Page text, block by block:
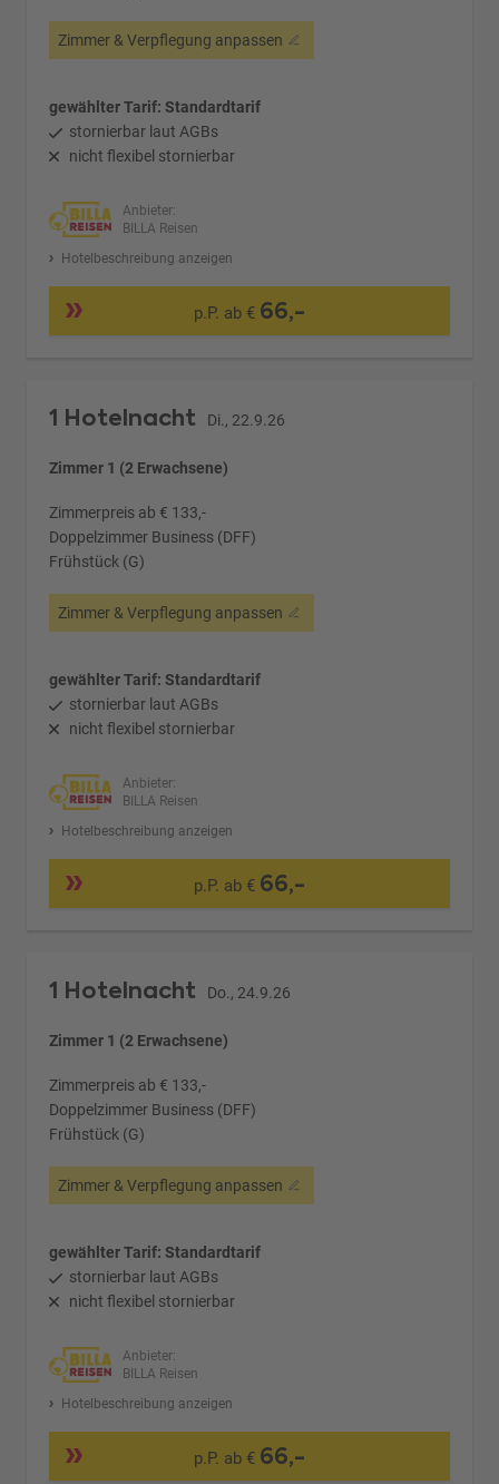
Zimmer & Verpflegung anpassen
gewählter Tarif: Standardtarif
stornierbar laut AGBs
nicht flexibel stornierbar
Anbieter:
BILLA Reisen
Hotelbeschreibung anzeigen
p.P. ab € 66,-
1 Hotelnacht Di., 22.9.26
Zimmer 1 (2 Erwachsene)
Zimmerpreis ab € 133,-
Doppelzimmer Business (DFF)
Frühstück (G)
Zimmer & Verpflegung anpassen
gewählter Tarif: Standardtarif
stornierbar laut AGBs
nicht flexibel stornierbar
Anbieter:
BILLA Reisen
Hotelbeschreibung anzeigen
p.P. ab € 66,-
1 Hotelnacht Do., 24.9.26
Zimmer 1 (2 Erwachsene)
Zimmerpreis ab € 133,-
Doppelzimmer Business (DFF)
Frühstück (G)
Zimmer & Verpflegung anpassen
gewählter Tarif: Standardtarif
stornierbar laut AGBs
nicht flexibel stornierbar
Anbieter:
BILLA Reisen
Hotelbeschreibung anzeigen
p.P. ab € 66,-